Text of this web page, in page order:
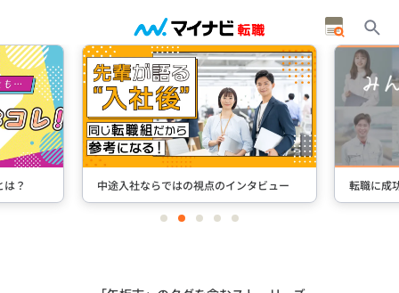
？ 中途入社ならではの視点のインタビュー 転職に成
itemitemitemitemitem